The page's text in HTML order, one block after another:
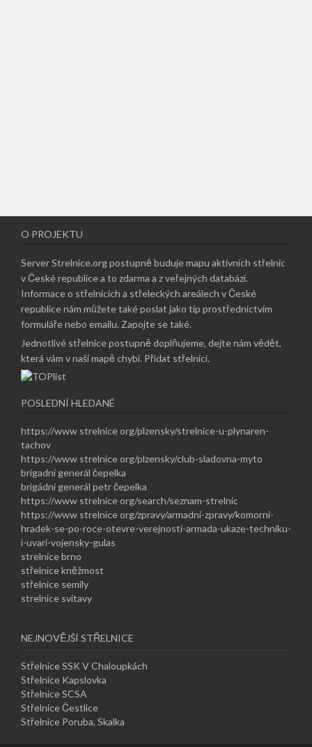
O PROJEKTU
Server Strelnice.org postupně buduje mapu aktivních střelnic
v České republice a to zdarma a z veřejných databází.
Informace o střelnicích a střeleckých areálech v České
republice nám můžete také poslat jako tip prostřednictvím
formuláře nebo emailu.Zapojte se také.
Jednotlivé střelnice postupně doplňujeme, dejte nám vědět,
která vám v naší mapě chybí. Přidat střelnici.
POSLEDNÍ HLEDANÉ
https://www strelnice org/plzensky/strelnice-u-plynaren-
tachov
https://www strelnice org/plzensky/club-sladovna-myto
brigadní generál čepelka
brigádní generál petr čepelka
https://www strelnice org/search/seznam-strelnic
https://www strelnice org/zpravy/armadni-zpravy/komorni-
hradek-se-po-roce-otevre-verejnosti-armada-ukaze-techniku-
i-uvari-vojensky-gulas
strelnice brno
střelnice kněžmost
střelnice semily
strelnice svitavy
NEJNOVĚJŠÍ STŘELNICE
Střelnice SSK V Chaloupkách
Střelnice Kapslovka
Střelnice SCSA
Střelnice Čestlice
Střelnice Poruba, Skalka